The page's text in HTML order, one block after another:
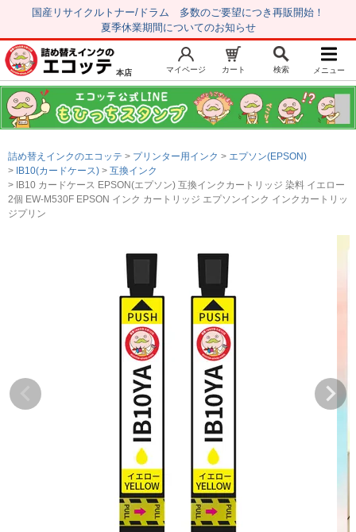
国産リサイクルトナー/ドラム 多数のご要望につき再販開始！
夏季休業期間についてのお知らせ
新規会員登録 マイページ
トップページ お気に入り
注文履歴 レビュー履歴
はじめての方へ
互換インクボトル
互換インクカートリッジ
再生インクカートリッジ
本店 マイページ カート 検索 メニュー
詰め替えインクのエコッテ プリンター用インク
エプソン(EPSON)
IB10(カードケース)
互換インク
IB10 カードケース EPSON(エプソン) 互換インクカートリッジ 染料 イエロー
2個 EW-M530F EPSON インク カートリッジ エプソンインク インクカートリッ
ジプリン